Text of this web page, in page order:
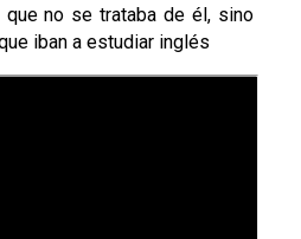
que no se trataba de él, sino
iban a estudiar inglés